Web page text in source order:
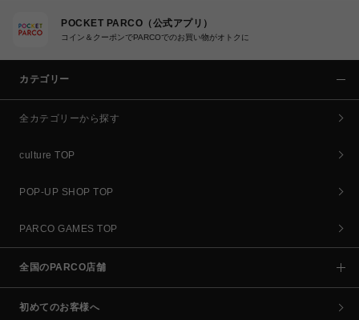
POCKET PARCO（公式アプリ）
コイン＆クーポンでPARCOでのお買い物がオトクに
カテゴリー
全カテゴリーから探す
culture TOP
POP-UP SHOP TOP
PARCO GAMES TOP
全国のPARCO店舗
初めてのお客様へ